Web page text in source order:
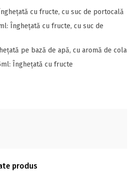
cu fructe, cu suc de portocală
Înghețată cu fructe, cu suc de
pe bază de apă, cu aromă de cola
Înghețată cu fructe
produs